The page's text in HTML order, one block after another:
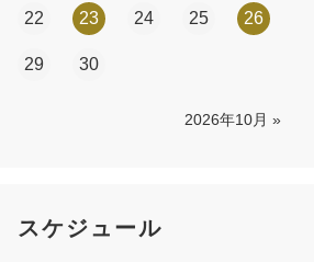
22 23 24 25 26
29 30
2026年10月 »
スケジュール